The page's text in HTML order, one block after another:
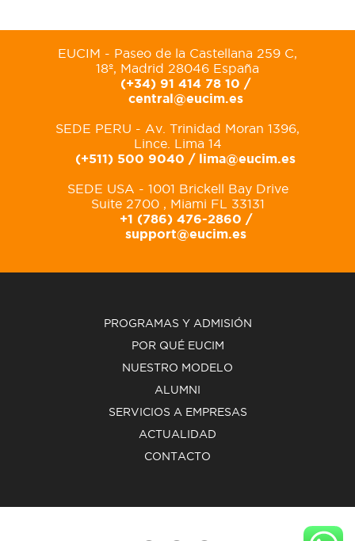
EUCIM - Paseo de la Castellana 259 C,
18º, Madrid 28046 España
(+34) 91 414 78 10 /
central@eucim.es
SEDE PERU - Av. Trinidad Moran 1396,
Lince. Lima 14
(+511) 500 9040 / lima@eucim.es
SEDE USA - 1001 Brickell Bay Drive
Suite 2700 , Miami FL 33131
+1 (786) 476-2860 /
support@eucim.es
PROGRAMAS Y ADMISIÓN
POR QUÉ EUCIM
NUESTRO MODELO
ALUMNI
SERVICIOS A EMPRESAS
ACTUALIDAD
CONTACTO